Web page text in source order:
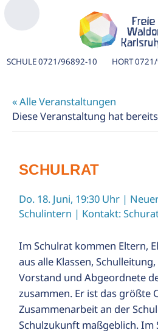
SCHULE0721/96892-10 HORT
« Alle Veranstaltungen
Diese Veranstaltung hat
SCHULRAT
Do. 18. Juni, 19:30 Uhr|
Schulintern | Kontakt:
Im Schulrat kommen Eltern,
aus alle Klassen,
Vorstand und Abgeordnete
zusammen. Er ist das größte
Zusammenarbeit an der
Schulzukunft maßgeblich. Im